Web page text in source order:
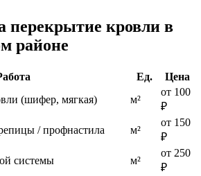
перекрытие кровли в
районе
Ед.
Цена
(шифер, мягкая)
м²
от 100
₽
/ профнастила
м²
от 150
₽
системы
м²
от 250
₽